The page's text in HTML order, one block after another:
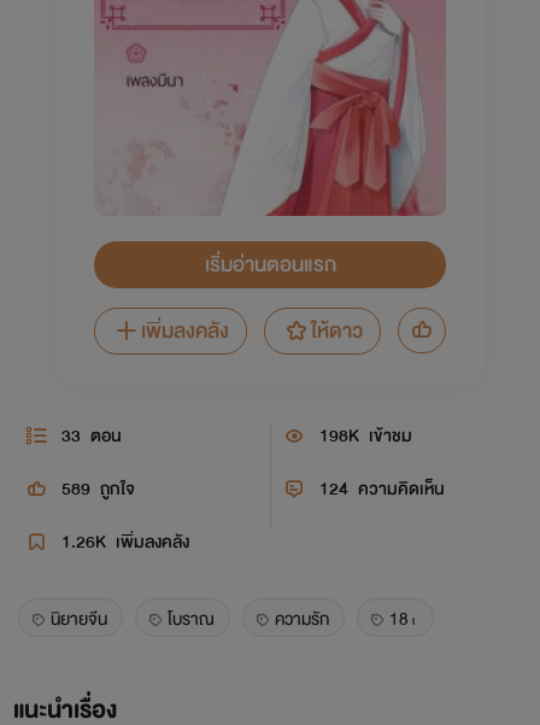
เริ่มอ่านตอนแรก
เพิ่มลงคลัง
ให้ดาว
33 ตอน 198K เข้าชม
589 ถูกใจ 124 ความคิดเห็น
1.26K เพิ่มลงคลัง
นิยายจีน โบราณ ความรัก 18+
แนะนำเรื่อง